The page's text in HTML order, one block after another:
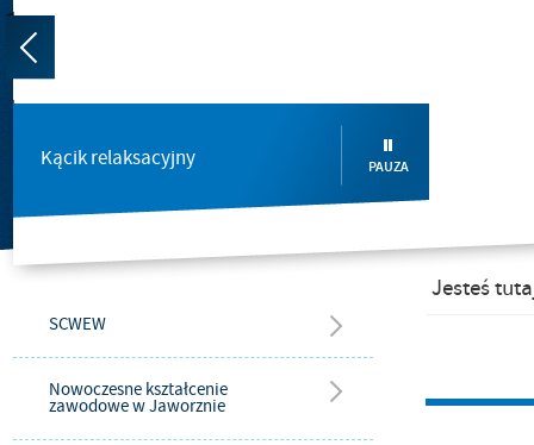
Kącik relaksacyjny PAUZA
SCWEW
Nowoczesne kształcenie
zawodowe w Jaworznie
Jesteś